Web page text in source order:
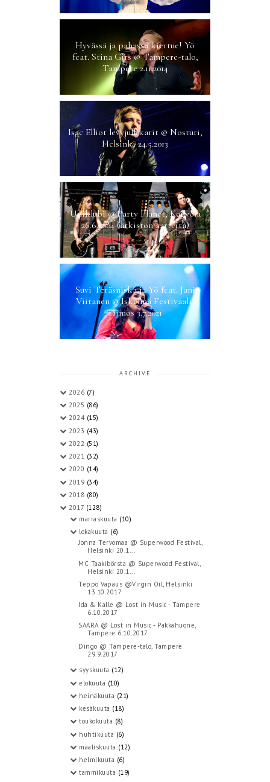
Hyvässä ja pahassa kiertue! Yö
feat. Stina Girs @ Tampere-talo,
Tampere 2.11.2014
Isac Elliot levyjulkkarit @ Nosturi,
Helsinki 24.5.2013
Uniklubi @ Party Planet, Kouvola
26.6.2004 (arkiston aarteita)
Suvi Teräsniska ja Yö feat. Jani
Viitanen @ Iskelmä Festivaali,
Himos 3.7.2021
ARCHIVE
2026 (7)
2025 (86)
2024 (15)
2023 (43)
2022 (51)
2021 (32)
2020 (14)
2019 (34)
2018 (80)
2017 (128)
marraskuuta (10)
lokakuuta (6)
Jonna Tervomaa @ Superwood Festival,
Helsinki 20.1...
MC Taakibörsta @ Superwood Festival,
Helsinki 20.1...
Teppo Vapaus @Virgin Oil, Helsinki
13.10.2017
Ida & Kalle @ Lost in Music - Tampere
6.10.2017
SAARA @ Lost in Music - Pakkahuone,
Tampere 6.10.2017
Dingo @ Tampere-talo, Tampere
29.9.2017
syyskuuta (12)
elokuuta (10)
heinäkuuta (21)
kesäkuuta (18)
toukokuuta (8)
huhtikuuta (6)
maaliskuuta (12)
helmikuuta (6)
tammikuuta (19)